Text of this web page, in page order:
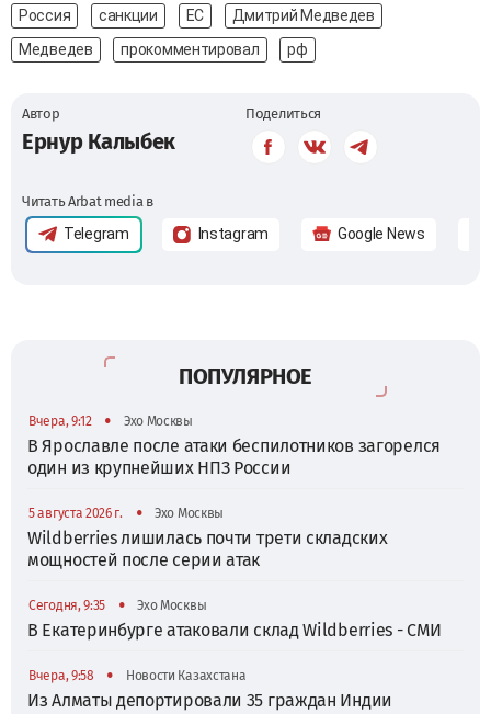
Россия санкции ЕС
Дмитрий Медведев
Медведев
прокомментировал рф
Автор
Ернур Калыбек
Поделиться
Читать Arbat media в
Telegram Instagram Google News
ПОПУЛЯРНОЕ
Вчера, 9:12 • Эхо Москвы
В Ярославле после атаки беспилотников загорелся
один из крупнейших НПЗ России
5 августа 2026 г. • Эхо Москвы
Wildberries лишилась почти трети складских
мощностей после серии атак
Сегодня, 9:35 • Эхо Москвы
В Екатеринбурге атаковали склад Wildberries - СМИ
Вчера, 9:58 • Новости Казахстана
Из Алматы депортировали 35 граждан Индии